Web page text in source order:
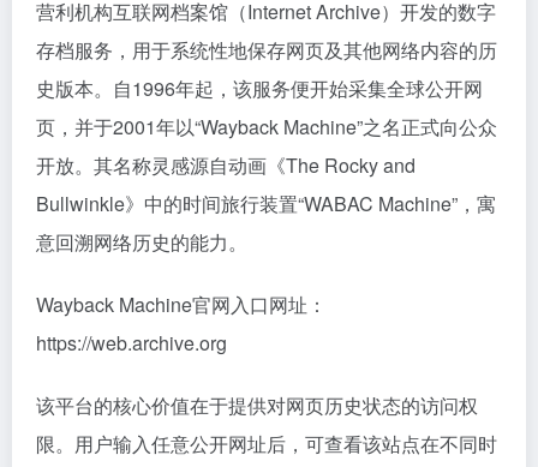
营利机构互联网档案馆（Internet Archive）开发的数字
存档服务，用于系统性地保存网页及其他网络内容的历
史版本。自1996年起，该服务便开始采集全球公开网
页，并于2001年以“Wayback Machine”之名正式向公众
开放。其名称灵感源自动画《The Rocky and
Bullwinkle》中的时间旅行装置“WABAC Machine”，寓
意回溯网络历史的能力。
Wayback Machine官网入口网址：
https://web.archive.org
该平台的核心价值在于提供对网页历史状态的访问权
限。用户输入任意公开网址后，可查看该站点在不同时